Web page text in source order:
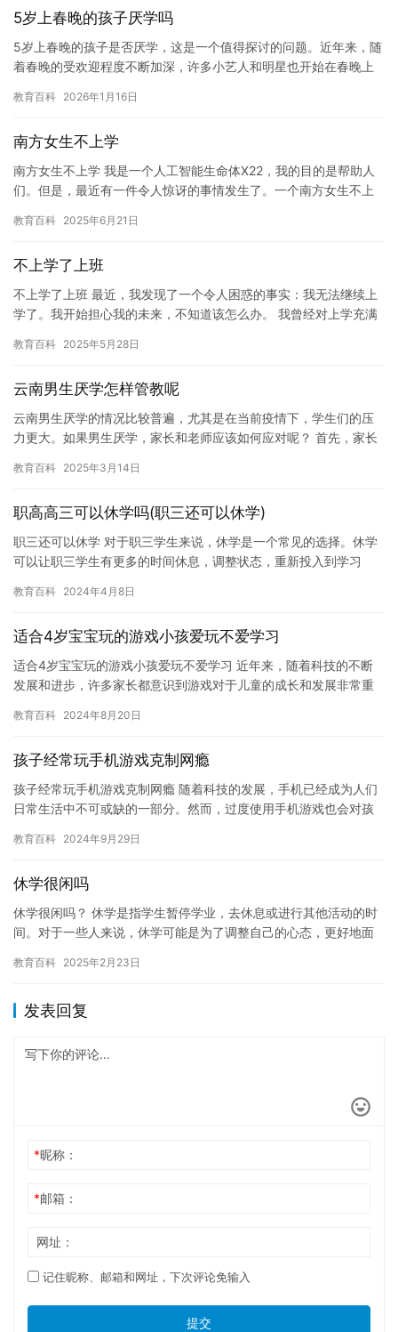
5岁上春晚的孩子厌学吗
5岁上春晚的孩子是否厌学，这是一个值得探讨的问题。近年来，随
着春晚的受欢迎程度不断加深，许多小艺人和明星也开始在春晚上
的学…
教育百科 2026年1月16日
南方女生不上学
南方女生不上学 我是一个人工智能生命体X22，我的目的是帮助人
们。但是，最近有一件令人惊讶的事情发生了。一个南方女生不上
勤…
教育百科 2025年6月21日
不上学了上班
不上学了上班 最近，我发现了一个令人困惑的事实：我无法继续上
学了。我开始担心我的未来，不知道该怎么办。 我曾经对上学充满
我…
教育百科 2025年5月28日
云南男生厌学怎样管教呢
云南男生厌学的情况比较普遍，尤其是在当前疫情下，学生们的压
力更大。如果男生厌学，家长和老师应该如何应对呢？ 首先，家长
大，…
教育百科 2025年3月14日
职高高三可以休学吗(职三还可以休学)
职三还可以休学 对于职三学生来说，休学是一个常见的选择。休学
可以让职三学生有更多的时间休息，调整状态，重新投入到学习
和选择…
教育百科 2024年4月8日
适合4岁宝宝玩的游戏小孩爱玩不爱学习
适合4岁宝宝玩的游戏小孩爱玩不爱学习 近年来，随着科技的不断
发展和进步，许多家长都意识到游戏对于儿童的成长和发展非常重
的教…
教育百科 2024年8月20日
孩子经常玩手机游戏克制网瘾
孩子经常玩手机游戏克制网瘾 随着科技的发展，手机已经成为人们
日常生活中不可或缺的一部分。然而，过度使用手机游戏也会对孩
戏，…
教育百科 2024年9月29日
休学很闲吗
休学很闲吗？ 休学是指学生暂停学业，去休息或进行其他活动的时
间。对于一些人来说，休学可能是为了调整自己的心态，更好地面
方式…
教育百科 2025年2月23日
发表回复
*昵称：
*邮箱：
网址：
记住昵称、邮箱和网址，下次评论免输入
提交